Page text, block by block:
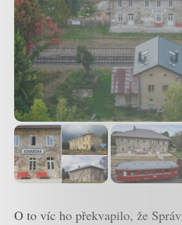
O to víc ho překvapilo, že